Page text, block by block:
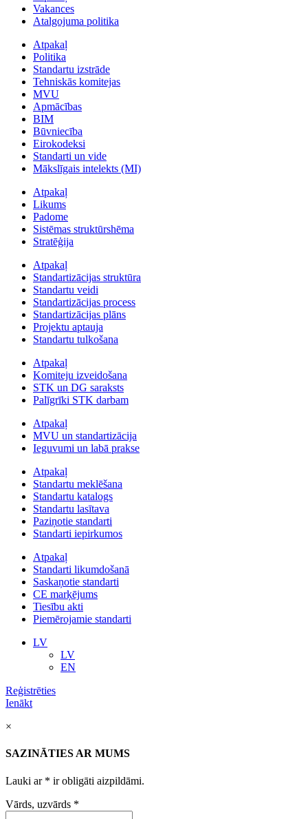
Vakances
Atalgojuma politika
Atpakaļ
Politika
Standartu izstrāde
Tehniskās komitejas
MVU
Apmācības
BIM
Būvniecība
Eirokodeksi
Standarti un vide
Mākslīgais intelekts (MI)
Atpakaļ
Likums
Padome
Sistēmas struktūrshēma
Stratēģija
Atpakaļ
Standartizācijas struktūra
Standartu veidi
Standartizācijas process
Standartizācijas plāns
Projektu aptauja
Standartu tulkošana
Atpakaļ
Komiteju izveidošana
STK un DG saraksts
Palīgrīki STK darbam
Atpakaļ
MVU un standartizācija
Ieguvumi un labā prakse
Atpakaļ
Standartu meklēšana
Standartu katalogs
Standartu lasītava
Paziņotie standarti
Standarti iepirkumos
Atpakaļ
Standarti likumdošanā
Saskaņotie standarti
CE marķējums
Tiesību akti
Piemērojamie standarti
LV
LV
EN
Reģistrēties
Ienākt
×
SAZINĀTIES AR MUMS
Lauki ar * ir obligāti aizpildāmi.
Vārds, uzvārds *